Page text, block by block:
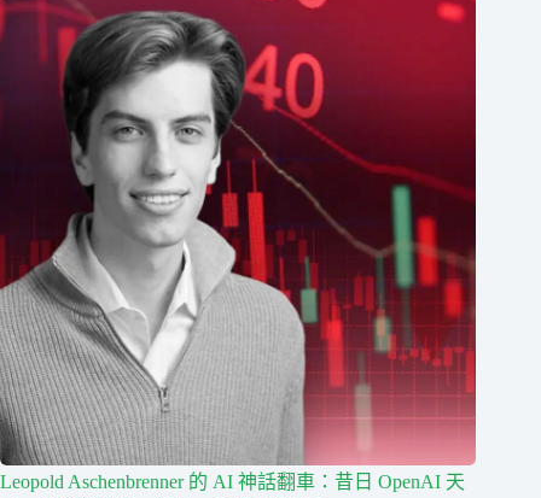
Leopold Aschenbrenner 的 AI 神話翻車：昔日 OpenAI 天